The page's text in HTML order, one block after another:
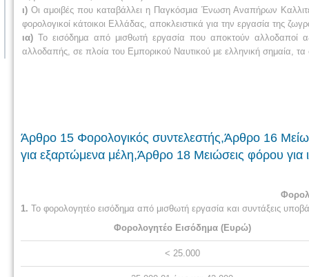
ι)Οι αμοιβές που καταβάλλει η Παγκόσμια Ένωση Αναπήρων
φορολογικοί κάτοικοι Ελλάδας, αποκλειστικά για την εργασία της
ια) Το εισόδημα από μισθωτή εργασία που αποκτούν αλλοδαποί
αλλοδαπής, σε πλοία του Εμπορικού Ναυτικού με ελληνική σημαία, τα
Άρθρο 15 Φορολογικός συντελεστής,Άρθρο 16
για εξαρτώμενα μέλη,Άρθρο 18 Μειώσεις φόρου για
1. Το φορολογητέο εισόδημα από μισθωτή εργασία και συντάξεις
Φορολογητέο Εισόδημα (Ευρώ)
< 25.000